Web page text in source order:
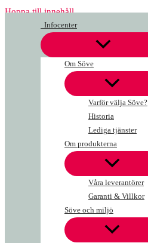
Hoppa till innehåll
Infocenter
Om Söve
Varför välja Söve?
Historia
Lediga tjänster
Om produkterna
Våra leverantörer
Garanti & Villkor
Söve och miljö